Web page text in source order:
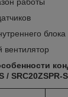
работы
блока
/ SRC20ZSPR-S